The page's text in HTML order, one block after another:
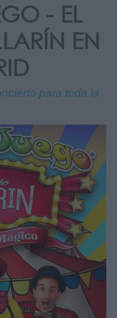
- EL
EN
para toda la